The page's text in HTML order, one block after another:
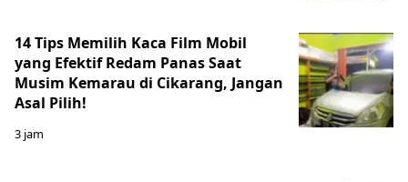
14 Tips Memilih Kaca Film Mobil
yang Efektif Redam Panas Saat
Musim Kemarau di Cikarang, Jangan
Asal Pilih!
3 jam